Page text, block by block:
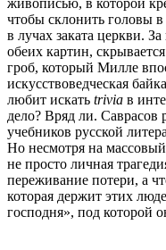
чтобы склонить головы
в лучах заката церкви.
обеих картин,
гроб, который Милле
искусствоведческая
любит искать trivia в
дело? Вряд ли.
учебников русской
Но несмотря на
не просто личная
переживание потери, а
которая держит этих
господня», под которой